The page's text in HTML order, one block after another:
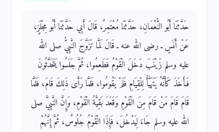
حَدَّثَنَا أَبُو النُّعْمَانِ، حَدَّثَنَا مُعْتَمِرٌ، قَالَ أَبِي حَدَّثَنَا أَبُو مِجْلَزٍ،
عَنْ أَنَسٍ ـ رضى الله عنه ـ قَالَ لَمَّا تَزَوَّجَ النَّبِيُّ صلى الله
عليه وسلم زَيْنَبَ دَخَلَ الْقَوْمُ فَطَعِمُوا، ثُمَّ جَلَسُوا يَتَحَدَّثُونَ
فَأَخَذَ كَأَنَّهُ يَتَهَيَّأُ لِلْقِيَامِ فَلَمْ يَقُومُوا، فَلَمَّا رَأَى ذَلِكَ قَامَ، فَلَمَّا
قَامَ قَامَ مَنْ قَامَ مِنَ الْقَوْمِ وَقَعَدَ بَقِيَّةُ الْقَوْمِ، وَإِنَّ النَّبِيَّ صلى
الله عليه وسلم جَاءَ لِيَدْخُلَ، فَإِذَا الْقَوْمُ جُلُوسٌ، ثُمَّ إِنَّهُمْ